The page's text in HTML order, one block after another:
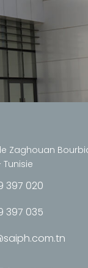
Zaghouan
397 020
397 035